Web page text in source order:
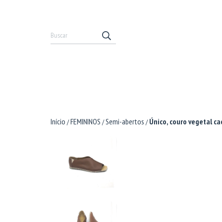
Início /FEMININOS /Semi-abertos / Único, couro vegetal